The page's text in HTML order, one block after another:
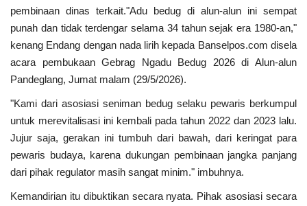
TNI & POLRI
Mabes TNI AD
TNI
Pendidikan
Presiden dan Wakil Presiden RI
Peristiwa
pembinaan dinas terkait."Adu bedug di alun-alun ini sempat
punah dan tidak terdengar selama 34 tahun sejak era 1980-an,"
kenang Endang dengan nada lirih kepada Banselpos.com disela
acara pembukaan Gebrag Ngadu Bedug 2026 di Alun-alun
Pandeglang, Jumat malam (29/5/2026).
"Kami dari asosiasi seniman bedug selaku pewaris berkumpul
untuk merevitalisasi ini kembali pada tahun 2022 dan 2023 lalu.
Jujur saja, gerakan ini tumbuh dari bawah, dari keringat para
pewaris budaya, karena dukungan pembinaan jangka panjang
dari pihak regulator masih sangat minim." imbuhnya.
Kemandirian itu dibuktikan secara nyata. Pihak asosiasi secara